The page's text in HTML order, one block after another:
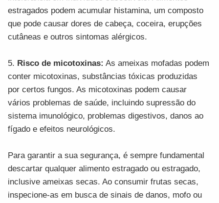
estragados podem acumular histamina, um composto
que pode causar dores de cabeça, coceira, erupções
cutâneas e outros sintomas alérgicos.
5. Risco de micotoxinas: As ameixas mofadas podem
conter micotoxinas, substâncias tóxicas produzidas
por certos fungos. As micotoxinas podem causar
vários problemas de saúde, incluindo supressão do
sistema imunológico, problemas digestivos, danos ao
fígado e efeitos neurológicos.
Para garantir a sua segurança, é sempre fundamental
descartar qualquer alimento estragado ou estragado,
inclusive ameixas secas. Ao consumir frutas secas,
inspecione-as em busca de sinais de danos, mofo ou